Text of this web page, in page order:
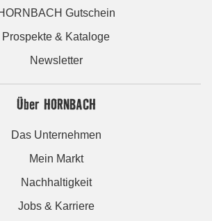
Gutschein
Prospekte & Kataloge
Newsletter
Über HORNBACH
Das Unternehmen
Mein Markt
Nachhaltigkeit
Jobs & Karriere